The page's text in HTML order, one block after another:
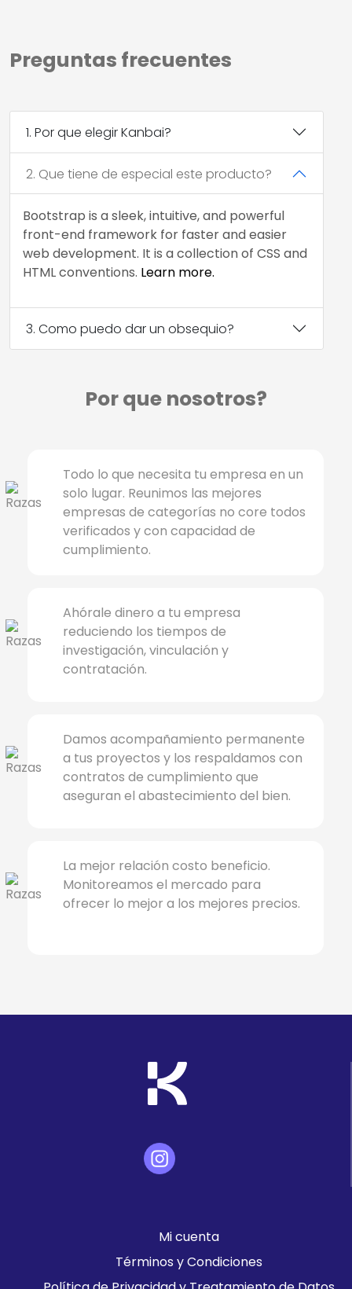
Preguntas frecuentes
1. Por que elegir Kanbai?
2. Que tiene de especial este producto?
Bootstrap is a sleek, intuitive, and powerful
front-end framework for faster and easier
web development. It is a collection of CSS and
HTML conventions. Learn more.
3. Como puedo dar un obsequio?
Por que nosotros?
Todo lo que necesita tu empresa en un
solo lugar. Reunimos las mejores
empresas de categorías no core todos
verificados y con capacidad de
cumplimiento.
Ahórale dinero a tu empresa
reduciendo los tiempos de
investigación, vinculación y
contratación.
Damos acompañamiento permanente
a tus proyectos y los respaldamos con
contratos de cumplimiento que
aseguran el abastecimiento del bien.
La mejor relación costo beneficio.
Monitoreamos el mercado para
ofrecer lo mejor a los mejores precios.
Mi cuenta
Términos y Condiciones